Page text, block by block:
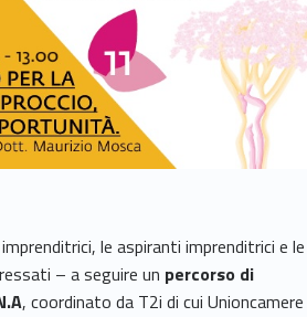
le aspiranti imprenditrici e le
– a seguire un percorso di
, coordinato da T2i di cui Unioncamere